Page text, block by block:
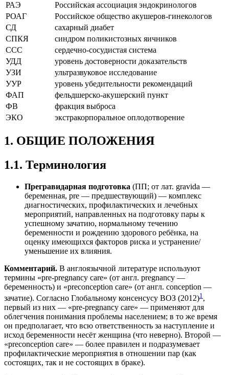
РАЭ
Российская ассоциация эндокринологов
РОАГ
Российское общество акушеров-гинекологов
СД
сахарный диабет
СПКЯ
синдром поликистозных яичников
ССС
сердечно-сосудистая система
УДД
уровень достоверности доказательств
УЗИ
ультразвуковое исследование
УУР
уровень убедительности рекомендаций
ФАП
фельдшерско-акушерский пункт
ФВ
фракция выброса
ЭКО
экстракорпоральное оплодотворение
1. ОБЩИЕ ПОЛОЖЕНИЯ
1.1. Терминология
Прегравидарная подготовка (ПП; от лат. gravida —
беременная, pre — предшествующий) — комплекс
диагностических, профилактических и лечебных
мероприятий, направленных на подготовку пары к
успешному зачатию, нормальному течению
беременности и рождению здорового ребёнка, на
оценку имеющихся факторов риска и устранение/
уменьшение их влияния.
Комментарий. В англоязычной литературе используют
термины «pre-pregnancy care» (от англ. pregnancy —
беременность) и «рreconception care» (от англ. conception —
зачатие). Согласно Глобальному консенсусу ВОЗ (2012)1 ,
первый из них — «pre-pregnancy care» — применяют для
облегчения понимания проблемы населением; в то же время
он предполагает, что всю ответственность за наступление и
исход беременности несёт женщина (что неверно). Второй —
«рreconception care» — более правилен и подразумевает
профилактические мероприятия в отношении пар (как
состоящих, так и не состоящих в браке).